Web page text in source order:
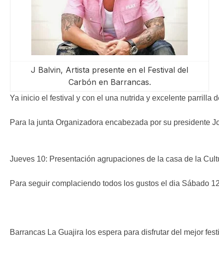
J Balvin, Artista presente en el Festival del
Carbón en Barrancas.
Ya inicio el festival y con el una nutrida y excelente parrilla
Para la junta Organizadora encabezada por su presidente
Jueves 10: Presentación agrupaciones de la casa de la
Para seguir complaciendo todos los gustos el dia Sábado
Barrancas La Guajira los espera para disfrutar del mejor